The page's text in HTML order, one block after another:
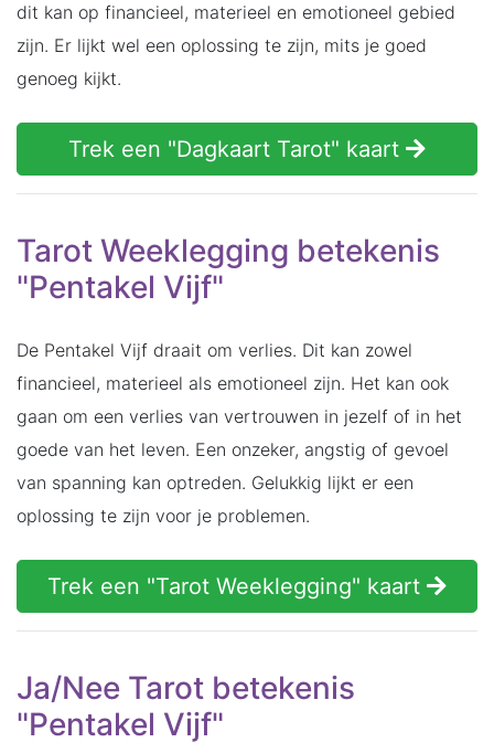
dit kan op financieel, materieel en emotioneel gebied
zijn. Er lijkt wel een oplossing te zijn, mits je goed
genoeg kijkt.
Trek een "Dagkaart Tarot" kaart
Tarot Weeklegging betekenis
"Pentakel Vijf"
De Pentakel Vijf draait om verlies. Dit kan zowel
financieel, materieel als emotioneel zijn. Het kan ook
gaan om een verlies van vertrouwen in jezelf of in het
goede van het leven. Een onzeker, angstig of gevoel
van spanning kan optreden. Gelukkig lijkt er een
oplossing te zijn voor je problemen.
Trek een "Tarot Weeklegging" kaart
Ja/Nee Tarot betekenis
"Pentakel Vijf"